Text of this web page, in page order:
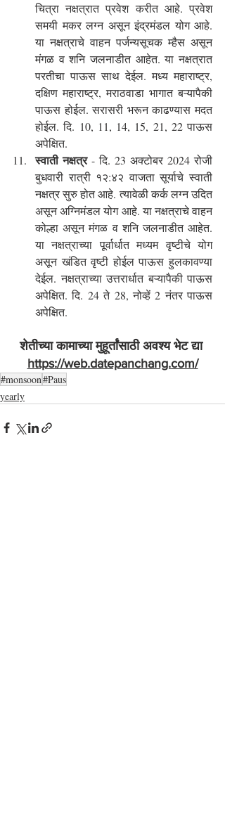
चित्रा नक्षत्रात प्रवेश करीत आहे. प्रवेश
समयी मकर लग्न असून इंद्रमंडल योग आहे.
या नक्षत्राचे वाहन पर्जन्यसूचक म्हैस असून
मंगळ व शनि जलनाडीत आहेत. या नक्षत्रात
परतीचा पाऊस साथ देईल. मध्य महाराष्ट्र,
दक्षिण महाराष्ट्र, मराठवाडा भागात बऱ्यापैकी
पाऊस होईल. सरासरी भरून काढण्यास मदत
होईल. दि. 10, 11, 14, 15, 21, 22 पाऊस
अपेक्षित.
स्वाती नक्षत्र - दि. 23 अक्टोबर 2024 रोजी
बुधवारी रात्री १२:४२ वाजता सूर्याचे स्वाती
नक्षत्र सुरु होत आहे. त्यावेळी कर्क लग्न उदित
असून अग्निमंडल योग आहे. या नक्षत्राचे वाहन
कोल्हा असून मंगळ व शनि जलनाडीत आहेत.
या नक्षत्राच्या पूर्वार्धात मध्यम वृष्टीचे योग
असून खंडित वृष्टी होईल पाऊस हुलकावण्या
देईल. नक्षत्राच्या उत्तरार्धात बऱ्यापैकी पाऊस
अपेक्षित. दि. 24 ते 28, नोव्हें 2 नंतर पाऊस
अपेक्षित.
शेतीच्या कामाच्या मुहूर्तांसाठी अवश्य भेट द्या
https://web.datepanchang.com/
#monsoon#Paus
yearly